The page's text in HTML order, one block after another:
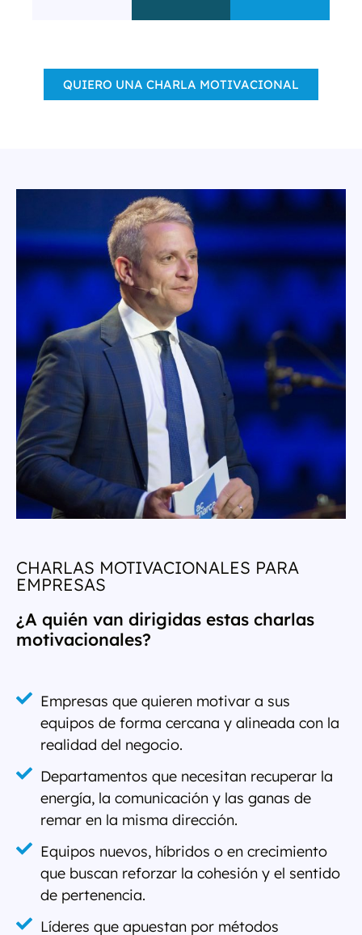
QUIERO UNA CHARLA MOTIVACIONAL
CHARLAS MOTIVACIONALES PARA
EMPRESAS
¿A quién van dirigidas estas charlas
motivacionales?
Empresas que quieren motivar a sus
equipos de forma cercana y alineada con la
realidad del negocio.
Departamentos que necesitan recuperar la
energía, la comunicación y las ganas de
remar en la misma dirección.
Equipos nuevos, híbridos o en crecimiento
que buscan reforzar la cohesión y el sentido
de pertenencia.
Líderes que apuestan por métodos